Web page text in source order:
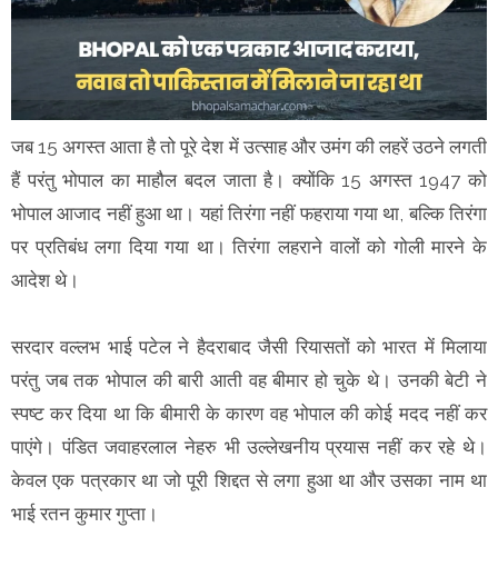
जब 15 अगस्त आता है तो पूरे देश में उत्साह और उमंग की लहरें उठने लगती
हैं परंतु भोपाल का माहौल बदल जाता है। क्योंकि 15 अगस्त 1947 को
भोपाल आजाद नहीं हुआ था। यहां तिरंगा नहीं फहराया गया था, बल्कि तिरंगा
पर प्रतिबंध लगा दिया गया था। तिरंगा लहराने वालों को गोली मारने के
आदेश थे।
सरदार वल्लभ भाई पटेल ने हैदराबाद जैसी रियासतों को भारत में मिलाया
परंतु जब तक भोपाल की बारी आती वह बीमार हो चुके थे। उनकी बेटी ने
स्पष्ट कर दिया था कि बीमारी के कारण वह भोपाल की कोई मदद नहीं कर
पाएंगे। पंडित जवाहरलाल नेहरु भी उल्लेखनीय प्रयास नहीं कर रहे थे।
केवल एक पत्रकार था जो पूरी शिद्दत से लगा हुआ था और उसका नाम था
भाई रतन कुमार गुप्ता।